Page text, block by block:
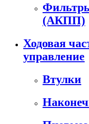
(АКПП)
Ходовая
управление
Втулки